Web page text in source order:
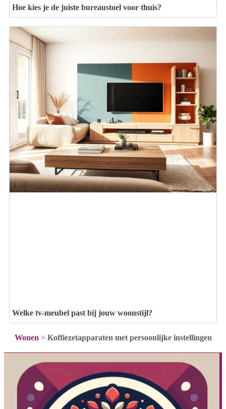
Hoe kies je de juiste bureaustoel voor thuis?
Welke tv-meubel past bij jouw woonstijl?
Wonen > Koffiezetapparaten met persoonlijke instellingen